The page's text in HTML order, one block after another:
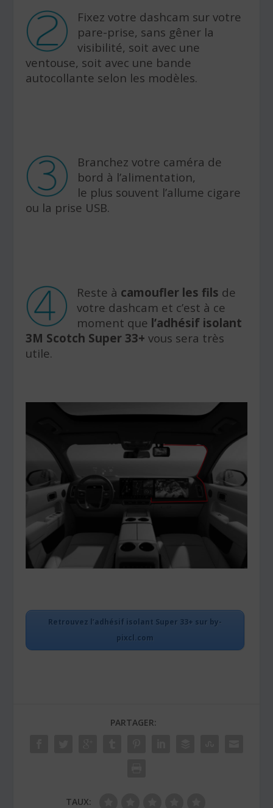
Fixez votre dashcam sur votre
pare-prise, sans gêner la
visibilité, soit avec une
ventouse, soit avec une bande
autocollante selon les modèles.
Branchez votre caméra de
bord à l’alimentation,
le plus souvent l’allume cigare
ou la prise USB.
Reste à camoufler les fils de
votre dashcam et c’est à ce
moment que l’adhésif isolant
3M Scotch Super 33+ vous sera très
utile.
Retrouvez l’adhésif isolant Super 33+ sur by-
pixcl.com
PARTAGER:
TAUX: